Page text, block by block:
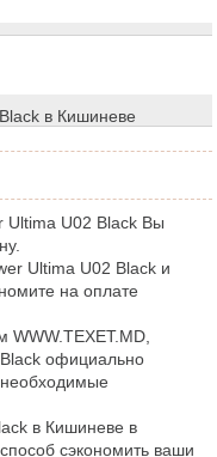
в Кишиневе
Ultima U02 Black Вы
Ultima U02 Black и
на оплате
официально
в Кишиневе в
сэкономить ваши